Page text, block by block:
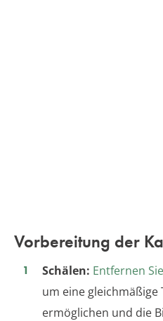
Vorbereitung der
Schälen: Entfernen
um eine gleichmäßige
ermöglichen und die